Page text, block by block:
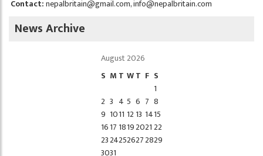
Contact:nepalbritain@gmail.com,info@nepalbritain.com
News Archive
August 2026
S M T WT F S
1
2 3 4 5 6 7 8
9 1011 12 13 1415
1617 1819202122
23242526272829
3031